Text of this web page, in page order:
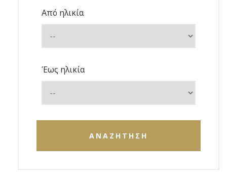
Από ηλικία
Έως ηλικία
ΑΝΑΖΗΤΗΣΗ